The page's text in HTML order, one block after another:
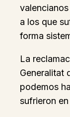
a los que
forma
La
Generalitat
podemos
sufrieron